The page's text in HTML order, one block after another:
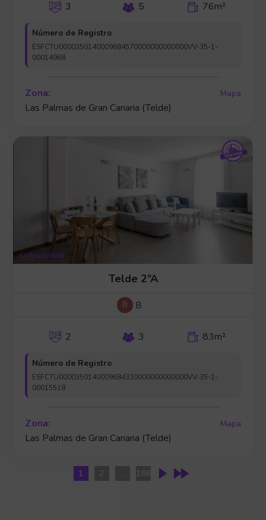
3 5 76m²
Número de Registro
ESFCTU0000350140009684570000000000000VV-35-1-
00014968
Zona: Mapa
Las Palmas de Gran Canaria (Telde)
Telde 2ºA
B B
2 3 83m²
Número de Registro
ESFCTU0000350140009684330000000000000VV-35-1-
00015518
Zona: Mapa
Las Palmas de Gran Canaria (Telde)
1 2 186